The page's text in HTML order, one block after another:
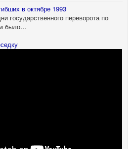
в октябре 1993
государственного переворота по
было…